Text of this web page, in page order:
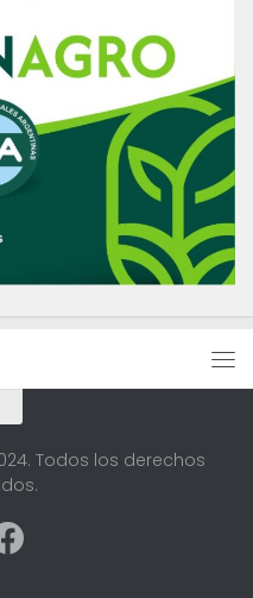
Todos los derechos